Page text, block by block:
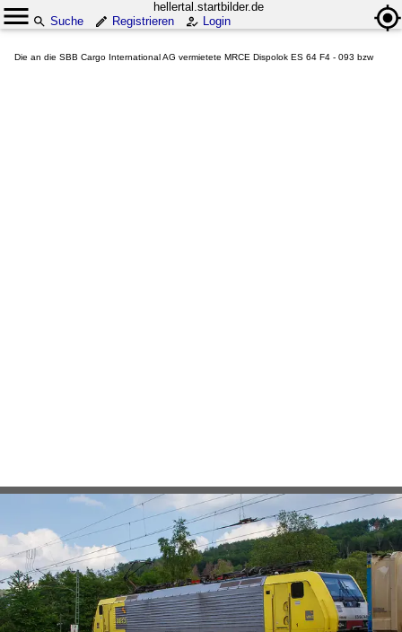
hellertal.startbilder.de
Suche
Registrieren Login
Die an die SBB Cargo International AG vermietete MRCE Dispolok ES 64 F4 - 093 bzw